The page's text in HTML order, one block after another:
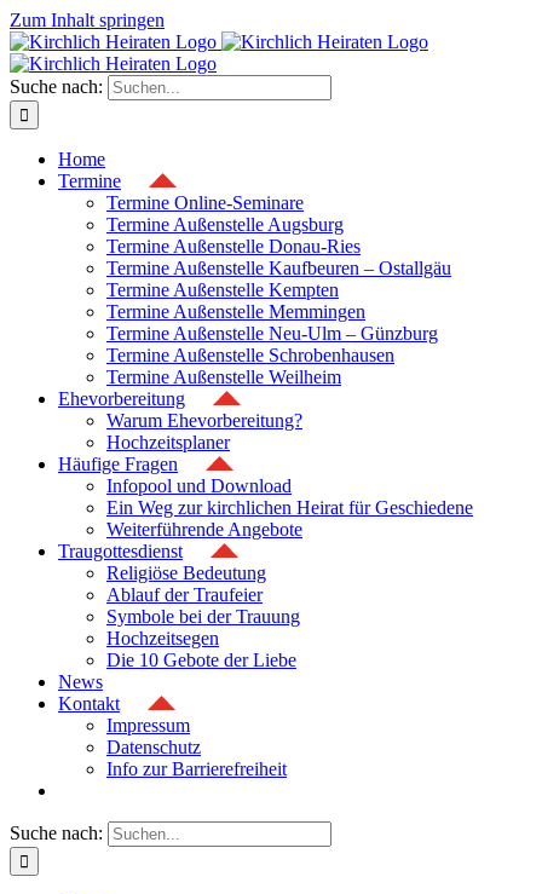
Zum Inhalt springen
Suche nach:
Home
Termine
Termine Online-Seminare
Termine Außenstelle Augsburg
Termine Außenstelle Donau-Ries
Termine Außenstelle Kaufbeuren – Ostallgäu
Termine Außenstelle Kempten
Termine Außenstelle Memmingen
Termine Außenstelle Neu-Ulm – Günzburg
Termine Außenstelle Schrobenhausen
Termine Außenstelle Weilheim
Ehevorbereitung
Warum Ehevorbereitung?
Hochzeitsplaner
Häufige Fragen
Infopool und Download
Ein Weg zur kirchlichen Heirat für Geschiedene
Weiterführende Angebote
Traugottesdienst
Religiöse Bedeutung
Ablauf der Traufeier
Symbole bei der Trauung
Hochzeitsegen
Die 10 Gebote der Liebe
News
Kontakt
Impressum
Datenschutz
Info zur Barrierefreiheit
Suche nach: